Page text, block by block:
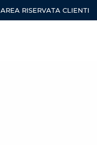
AREA RISERVATA CLIENTI